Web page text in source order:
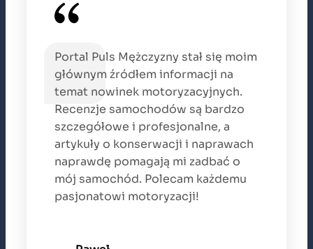
Portal Puls Mężczyzny stał się moim
głównym źródłem informacji na
temat nowinek motoryzacyjnych.
Recenzje samochodów są bardzo
szczegółowe i profesjonalne, a
artykuły o konserwacji i naprawach
naprawdę pomagają mi zadbać o
mój samochód. Polecam każdemu
pasjonatowi motoryzacji!